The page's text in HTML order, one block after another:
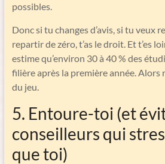
possibles.
Donc si tu changes d’avis, si tu veux
repartir de zéro, t’as le droit. Et t’es
estime qu’environ 30 à 40 % des
filière après la première année. Alors
du jeu.
5. Entoure-toi (et
conseilleurs qui
que toi)